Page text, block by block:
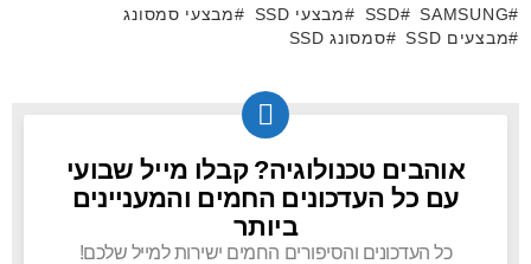
SAMSUNG
SSD מבצעי SSD
מבצעי סמסונג
מבצעים SSD
סמסונג SSD
NEWSLETTER
אוהבים טכנולוגיה? קבלו מייל שבועי
עם כל העדכונים החמים והמעניינים
ביותר
כל העדכונים והסיפורים החמים ישירות למייל שלכם!